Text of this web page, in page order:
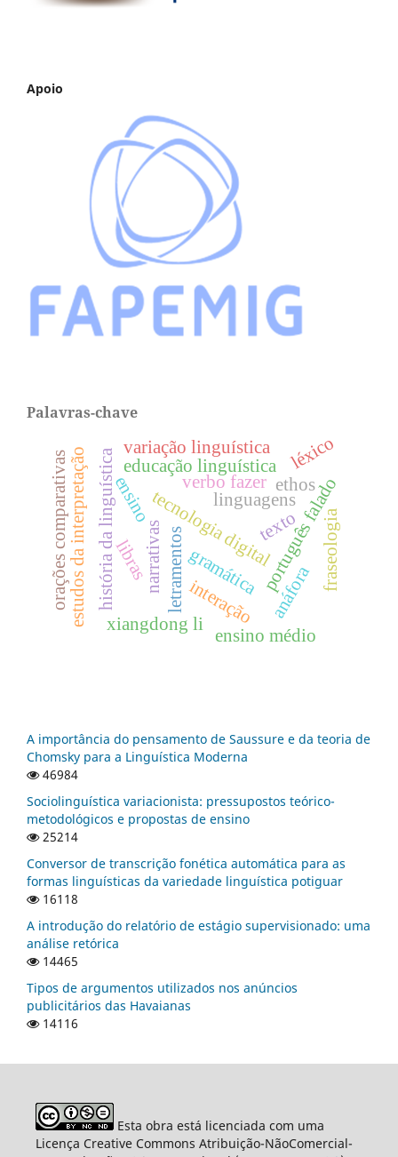
Apoio
Palavras-chave
linguagens
letramentos
ensinotecnologia digital
gramática
história da linguística português falado
texto
educação linguística
xiangdong li
estudos da interpretação narrativas
interação
verbo fazer
anáfora
orações comparativas
variação linguística
ensino médio
ethos
fraseologia
léxico
libras
A importância do pensamento de Saussure e da teoria de
Chomsky para a Linguística Moderna
46984
Sociolinguística variacionista: pressupostos teórico-
metodológicos e propostas de ensino
25214
Conversor de transcrição fonética automática para as
formas linguísticas da variedade linguística potiguar
16118
A introdução do relatório de estágio supervisionado: uma
análise retórica
14465
Tipos de argumentos utilizados nos anúncios
publicitários das Havaianas
14116
Esta obra está licenciada com uma
Licença Creative Commons Atribuição-NãoComercial-